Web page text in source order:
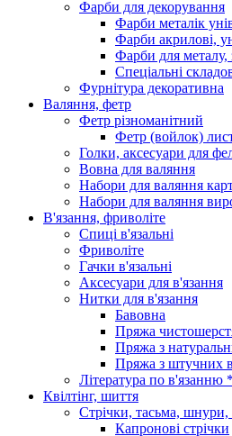
Фарби для декорування
Фарби металік
Фарби акрилові,
Фарби для металу,
Спеціальні
Фурнітура декоративна
Валяння, фетр
Фетр різноманітний
Фетр (войлок)
Голки, аксесуари для
Вовна для валяння
Набори для валяння
Набори для валяння
В'язання, фриволіте
Спиці в'язальні
Фриволіте
Гачки в'язальні
Аксесуари для в'язання
Нитки для в'язання
Бавовна
Пряжа
Пряжа з
Пряжа з штучних
Література по в'язанню *
Квілтінг, шиття
Стрічки, тасьма, шнури,
Капронові стрічки